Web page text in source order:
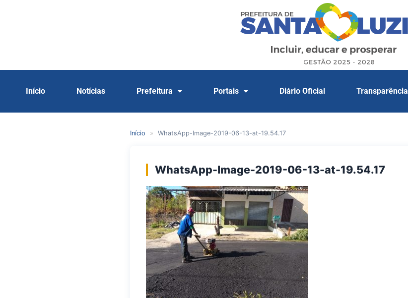
Início Notícias Prefeitura Portais Diário Oficial Transparência
Início » WhatsApp-Image-2019-06-13-at-19.54.17
WhatsApp-Image-2019-06-13-at-19.54.17